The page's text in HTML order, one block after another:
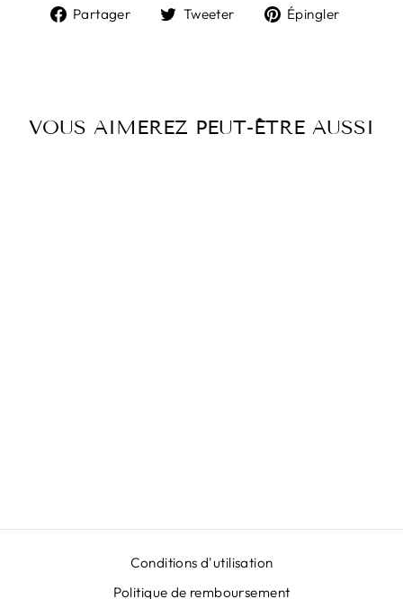
Partager
PartagerTweeter
TweeterÉpingler
VOUS AIMEREZ PEUT-ÊTRE AUSSI
Conditions d'utilisation
Politique de remboursement